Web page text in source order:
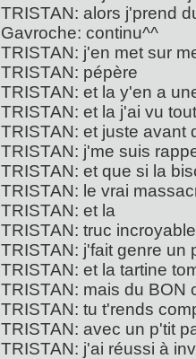
TRISTAN: alors j'prend
Gavroche: continu^^
TRISTAN: j'en met sur
TRISTAN: pépère
TRISTAN: et la y'en a
TRISTAN: et la j'ai vu
TRISTAN: et juste avant
TRISTAN: j'me suis
TRISTAN: et que si la
TRISTAN: le vrai
TRISTAN: et la
TRISTAN: truc incroyable
TRISTAN: j'fait genre un
TRISTAN: et la tartine
TRISTAN: mais du BON
TRISTAN: tu t'rends
TRISTAN: avec un p'tit
TRISTAN: j'ai réussi à